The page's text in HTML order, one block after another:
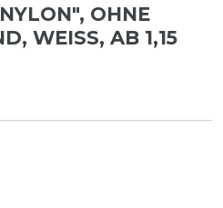
OHNE
WEISS, AB 1,15 E